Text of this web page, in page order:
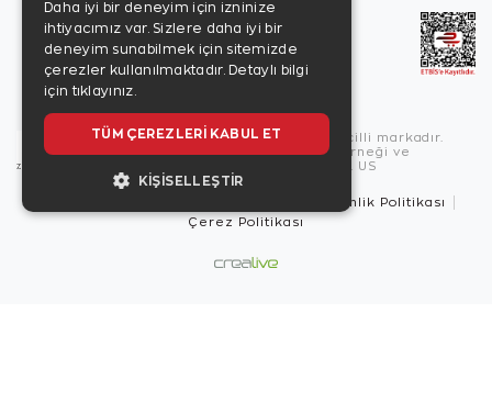
Copyright © 2026, Zen Diamond tescilli markadır.
Zen Diamond Birleşmiş Markalar Derneği ve
Turquality Destek Programı üyesidir. US
Güvenlik Politikası
Çerez Politikası
Daha iyi bir deneyim için izninize
ihtiyacımız var. Sizlere daha iyi bir
deneyim sunabilmek için sitemizde
çerezler kullanılmaktadır. Detaylı bilgi
için tıklayınız.
TÜM ÇEREZLERI KABUL ET
KIŞISELLEŞTIR